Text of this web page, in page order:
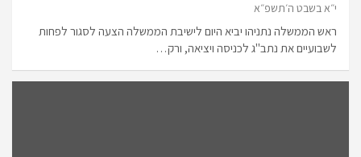
י״א בשבט ה׳תשפ״א
ראש הממשלה נתניהו יביא היום לישיבת הממשלה הצעה לסגור לפחות
לשבועיים את נתב"ג לכניסה ויציאה, ורק…